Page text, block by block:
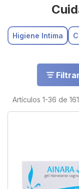
Higiene Intima
Artículos 1-36 de 161